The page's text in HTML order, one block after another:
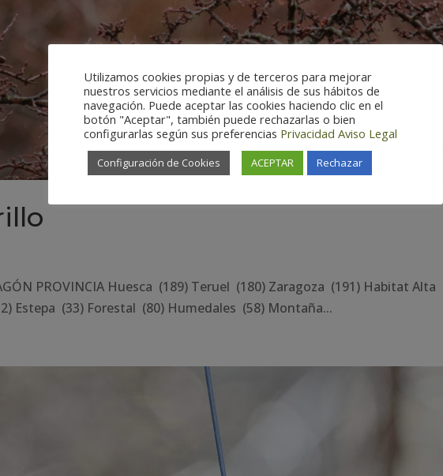
PROVINCIA Huesca (189) Teruel (180) Zaragoza (191) Habitat Alta
Estepa (33) Forestal (80) Humedales (58) Montaña...
Utilizamos cookies propias y de terceros para mejorar
nuestros servicios mediante el análisis de sus hábitos de
navegación. Puede aceptar las cookies haciendo clic en el
botón "Aceptar", también puede rechazarlas o bien
configurarlas según sus preferencias Privacidad Aviso Legal
Configuración de Cookies ACEPTAR Rechazar